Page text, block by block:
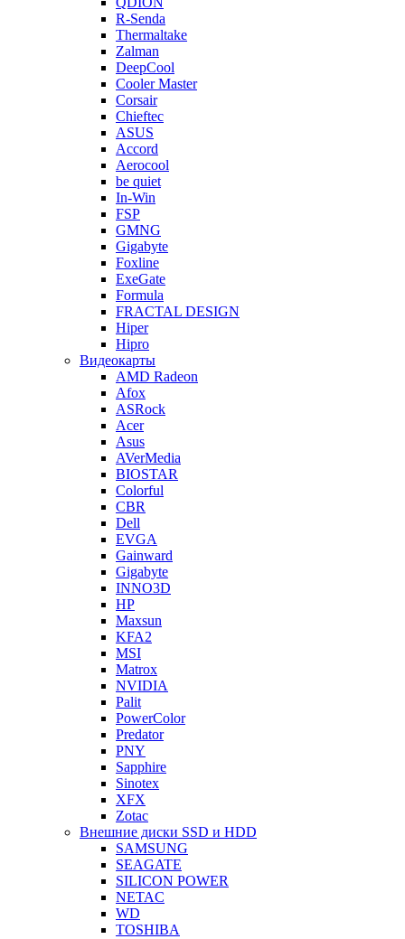
R-Senda
Thermaltake
Zalman
DeepCool
Cooler Master
Corsair
Chieftec
ASUS
Accord
Aerocool
be quiet
In-Win
FSP
GMNG
Gigabyte
Foxline
ExeGate
Formula
FRACTAL DESIGN
Hiper
Hipro
Видеокарты
AMD Radeon
Afox
ASRock
Acer
Asus
AVerMedia
BIOSTAR
Colorful
CBR
Dell
EVGA
Gainward
Gigabyte
INNO3D
HP
Maxsun
KFA2
MSI
Matrox
NVIDIA
Palit
PowerColor
Predator
PNY
Sapphire
Sinotex
XFX
Zotac
Внешние диски SSD и HDD
SAMSUNG
SEAGATE
SILICON POWER
NETAC
WD
TOSHIBA